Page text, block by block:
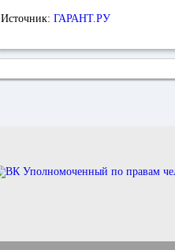
Источник: ГАРАНТ.РУ